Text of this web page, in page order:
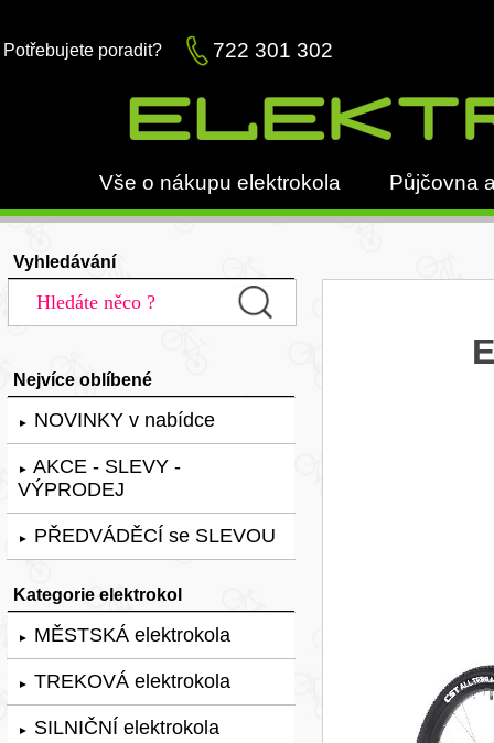
Potřebujete poradit? 722 301 302
Vše o nákupu elektrokola Půjčovna
Vyhledávání
Nejvíce oblíbené
► NOVINKY v nabídce
► AKCE - SLEVY -
VÝPRODEJ
► PŘEDVÁDĚCÍ se SLEVOU
Kategorie elektrokol
► MĚSTSKÁ elektrokola
► TREKOVÁ elektrokola
► SILNIČNÍ elektrokola